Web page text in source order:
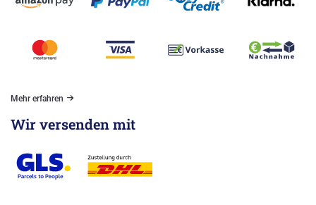
Mehr erfahren
Wir versenden mit